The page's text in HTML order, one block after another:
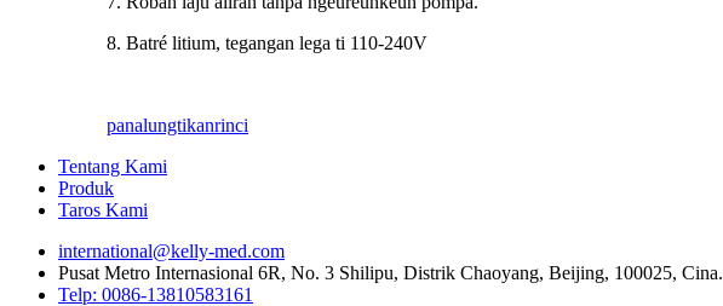
8. Batré litium, tegangan lega ti 110-240V
panalungtikanrinci
Tentang Kami
Produk
Taros Kami
international@kelly-med.com
Pusat Metro Internasional 6R, No. 3 Shilipu, Distrik Chaoyang, Beijing, 100025, Cina.
Telp: 0086-13810583161